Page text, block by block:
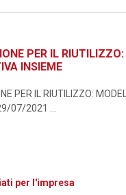
PER IL
INSIEME
PER IL RIUTILIZZO:
07/2021 ...
per l'impresa